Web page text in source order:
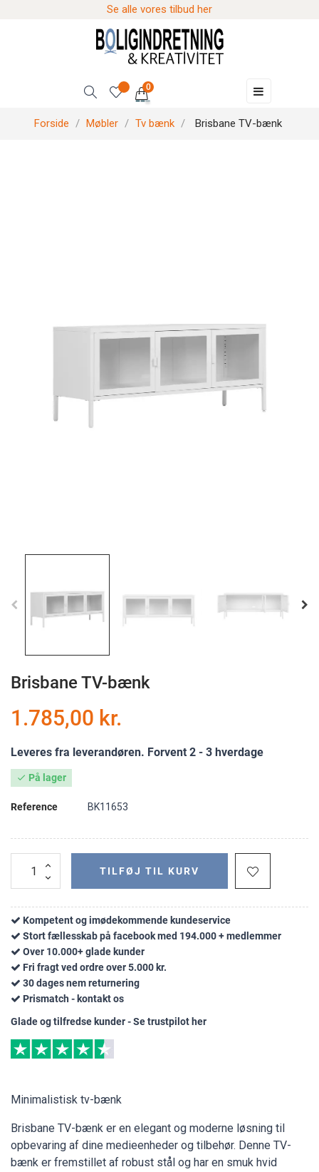
Se alle vores tilbud her
0
Skift
☰
Forside Møbler Tv bænk Brisbane TV-bænk
Brisbane TV-bænk
1.785,00 kr.
Leveres fra leverandøren. Forvent 2 - 3 hverdage
 På lager
Reference BK11653
TILFØJ TIL KURV
Kompetent og imødekommende kundeservice
Stort fællesskab på facebook med 194.000 + medlemmer
Over 10.000+ glade kunder
Fri fragt ved ordre over 5.000 kr.
30 dages nem returnering
Prismatch - kontakt os
Glade og tilfredse kunder - Se trustpilot her
Minimalistisk tv-bænk
Brisbane TV-bænk er en elegant og moderne løsning til
opbevaring af dine medieenheder og tilbehør. Denne TV-
bænk er fremstillet af robust stål og har en smuk hvid